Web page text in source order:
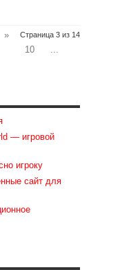
Страница 3 из 14
»
10
...
— игровой
игроку
сайт для